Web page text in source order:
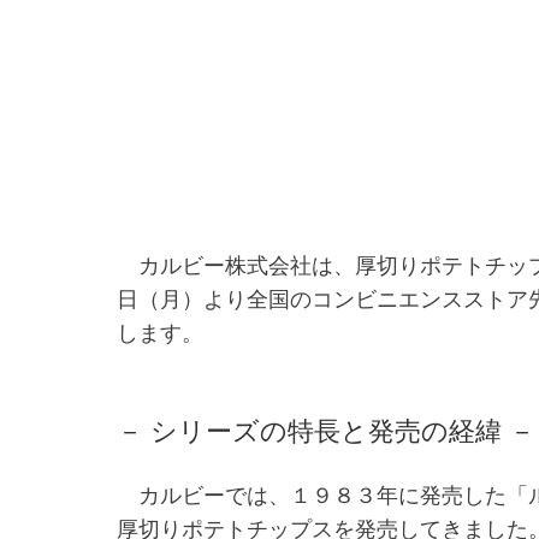
カルビー株式会社は、厚切りポテトチッ
日（月）より全国のコンビニエンススト
します。
－ シリーズの特長と発売の経緯 －
カルビーでは、１９８３年に発売した「
厚切りポテトチップスを発売してきまし